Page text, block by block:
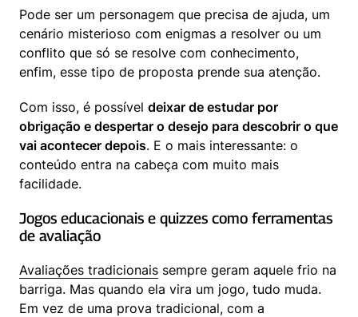
Pode ser um personagem que precisa de ajuda, um
cenário misterioso com enigmas a resolver ou um
conflito que só se resolve com conhecimento,
enfim, esse tipo de proposta prende sua atenção.
Com isso, é possível deixar de estudar por
obrigação e despertar o desejo para descobrir o que
vai acontecer depois. E o mais interessante: o
conteúdo entra na cabeça com muito mais
facilidade.
Jogos educacionais e quizzes como ferramentas
de avaliação
Avaliações tradicionais sempre geram aquele frio na
barriga. Mas quando ela vira um jogo, tudo muda.
Em vez de uma prova tradicional, com a